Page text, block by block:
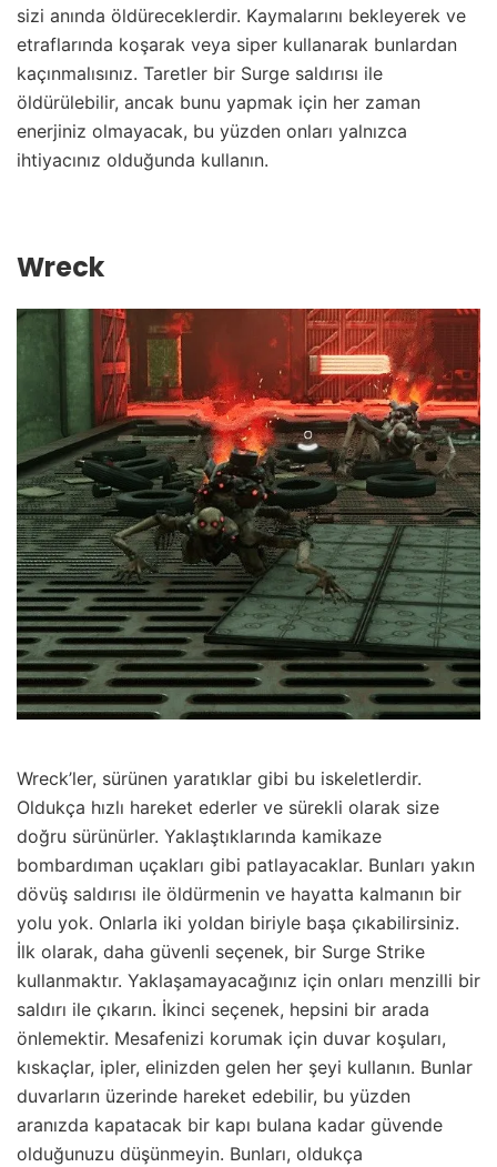
sizi anında öldüreceklerdir. Kaymalarını bekleyerek ve
etraflarında koşarak veya siper kullanarak bunlardan
kaçınmalısınız. Taretler bir Surge saldırısı ile
öldürülebilir, ancak bunu yapmak için her zaman
enerjiniz olmayacak, bu yüzden onları yalnızca
ihtiyacınız olduğunda kullanın.
Wreck
Wreck’ler, sürünen yaratıklar gibi bu iskeletlerdir.
Oldukça hızlı hareket ederler ve sürekli olarak size
doğru sürünürler. Yaklaştıklarında kamikaze
bombardıman uçakları gibi patlayacaklar. Bunları yakın
dövüş saldırısı ile öldürmenin ve hayatta kalmanın bir
yolu yok. Onlarla iki yoldan biriyle başa çıkabilirsiniz.
İlk olarak, daha güvenli seçenek, bir Surge Strike
kullanmaktır. Yaklaşamayacağınız için onları menzilli bir
saldırı ile çıkarın. İkinci seçenek, hepsini bir arada
önlemektir. Mesafenizi korumak için duvar koşuları,
kıskaçlar, ipler, elinizden gelen her şeyi kullanın. Bunlar
duvarların üzerinde hareket edebilir, bu yüzden
aranızda kapatacak bir kapı bulana kadar güvende
olduğunuzu düşünmeyin. Bunları, oldukça